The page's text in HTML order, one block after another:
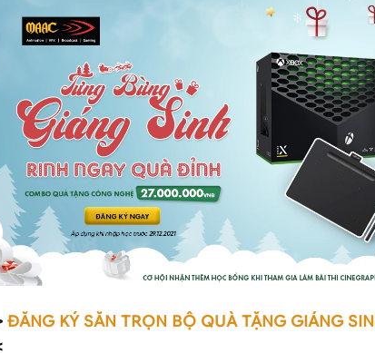
ĐĂNG KÝ SĂN TRỌN BỘ QUÀ TẶNG GIÁNG